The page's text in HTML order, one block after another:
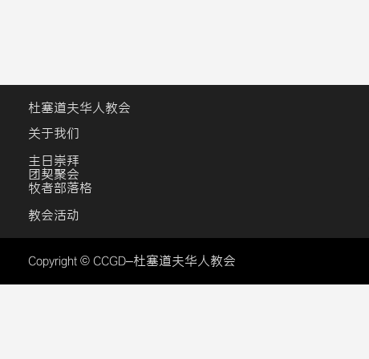
杜塞道夫华人教会
关于我们
主日崇拜
团契聚会
牧者部落格
教会活动
Copyright © CCGD–杜塞道夫华人教会